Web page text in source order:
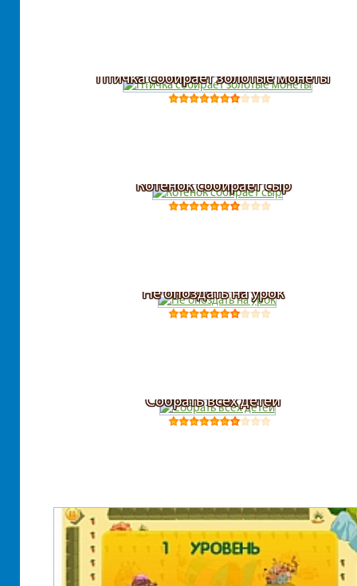
Птичка собирает золотые монеты
Котенок собирает сыр
Не опоздать на урок
Собрать всех детей